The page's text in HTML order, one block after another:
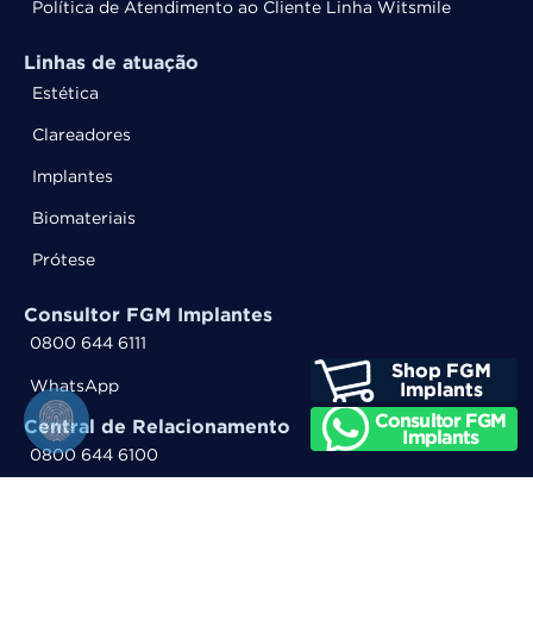
Política de Atendimento ao Cliente Linha Witsmile
Linhas de atuação
Estética
Clareadores
Implantes
Biomateriais
Prótese
Consultor FGM Implantes
0800 644 6111
WhatsApp
Central de Relacionamento
0800 644 6100